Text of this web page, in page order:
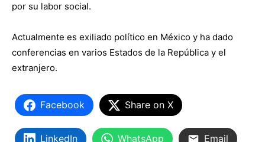
por su labor social.
Actualmente es exiliado político en México y ha dado
conferencias en varios Estados de la República y el
extranjero.
Facebook Share on X
LinkedIn WhatsApp Email